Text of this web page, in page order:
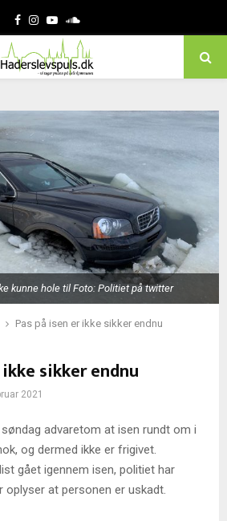
Facebook
Instagram
YoutubeSoundcloud
kunne hole til Foto: Politiet på twitter
Pas på isen er ikke sikker endnu
sikker endnu
2021
advaretom at isen rundt om i
og dermed ikke er frigivet.
gået igennem isen, politiet har
oplyser at personen er uskadt.